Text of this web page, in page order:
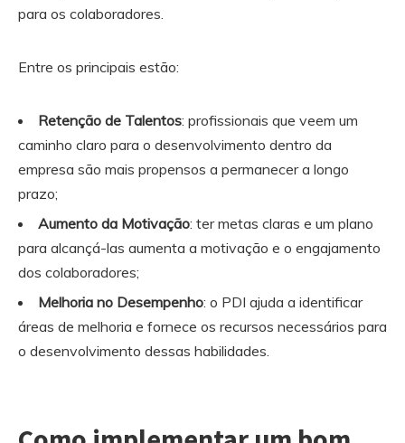
para os colaboradores.
Entre os principais estão:
Retenção de Talentos: profissionais que veem um
caminho claro para o desenvolvimento dentro da
empresa são mais propensos a permanecer a longo
prazo;
Aumento da Motivação: ter metas claras e um plano
para alcançá-las aumenta a motivação e o engajamento
dos colaboradores;
Melhoria no Desempenho: o PDI ajuda a identificar
áreas de melhoria e fornece os recursos necessários para
o desenvolvimento dessas habilidades.